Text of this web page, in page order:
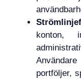
konton,
portföljer,